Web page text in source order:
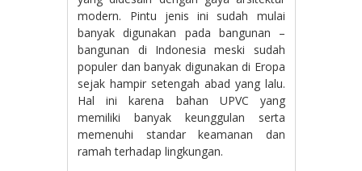
modern. Pintu jenis ini sudah mulai
banyak digunakan pada bangunan –
bangunan di Indonesia meski sudah
populer dan banyak digunakan di Eropa
sejak hampir setengah abad yang lalu.
Hal ini karena bahan UPVC yang
memiliki banyak keunggulan serta
memenuhi standar keamanan dan
ramah terhadap lingkungan.